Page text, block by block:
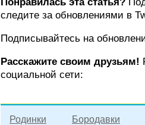
следите за обновлениями в
Подписывайтесь на
Расскажите своим друзьям!
социальной сети:
Родинки Бородавки